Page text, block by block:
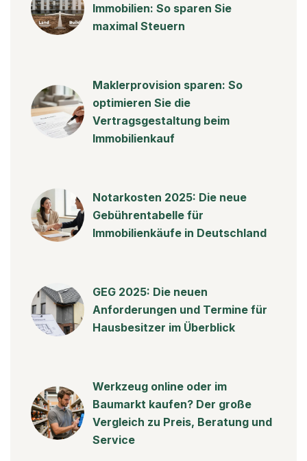
Immobilien: So sparen Sie
maximal Steuern
Maklerprovision sparen: So
optimieren Sie die
Vertragsgestaltung beim
Immobilienkauf
Notarkosten 2025: Die neue
Gebührentabelle für
Immobilienkäufe in Deutschland
GEG 2025: Die neuen
Anforderungen und Termine für
Hausbesitzer im Überblick
Werkzeug online oder im
Baumarkt kaufen? Der große
Vergleich zu Preis, Beratung und
Service